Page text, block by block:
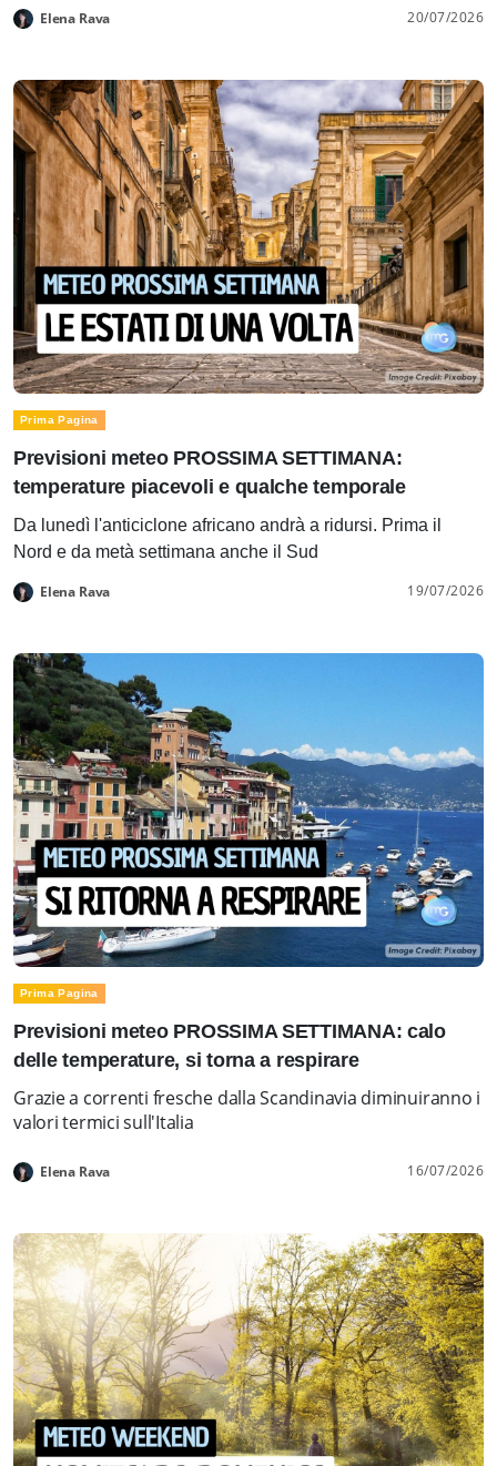
Elena Rava 20/07/2026
Prima Pagina
Previsioni meteo PROSSIMA SETTIMANA:
temperature piacevoli e qualche temporale
Da lunedì l'anticiclone africano andrà a ridursi. Prima il
Nord e da metà settimana anche il Sud
Elena Rava 19/07/2026
Prima Pagina
Previsioni meteo PROSSIMA SETTIMANA: calo
delle temperature, si torna a respirare
Grazie a correnti fresche dalla Scandinavia diminuiranno i
valori termici sull'Italia
Elena Rava 16/07/2026